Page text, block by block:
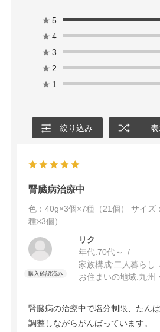
★ 5
★ 4
★ 3
★ 2
★ 1
絞り込み
腎臓病治療中
色：40g×3個×7種（21個）
サイズ
種×3個）
リク
年代:70代～
家族構成:二人暮らし
お住まいの地域:九州
腎臓病の治療中で塩分制限、たん
調整しながらがんばっています。